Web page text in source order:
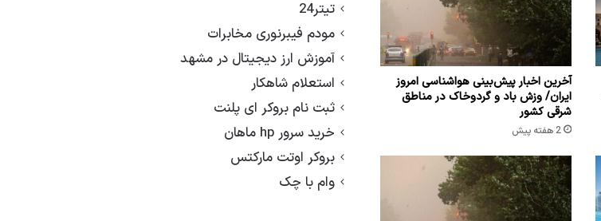
آخرین اخبار پیش‌بینی هواشناسی امروز
ایران/ وزش باد و گردوخاک در مناطق
شرقی کشور
2 هفته پیش
تیتر24
مودم فیبرنوری مخابرات
آموزش ارز دیجیتال در مشهد
استعلام شاهکار
ثبت نام بروکر ای پلنت
خرید سرور hp ماهان
بروکر اوتت مارکتس
وام با چک